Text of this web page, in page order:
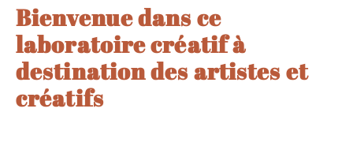
Bienvenue dans ce
laboratoire créatif à
destination des artistes et
créatifs